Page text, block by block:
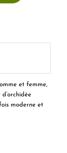
et femme,
moderne et